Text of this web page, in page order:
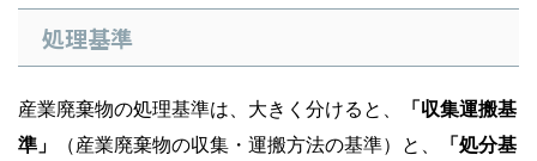
処理基準
産業廃棄物の処理基準は、大きく分けると、
「収集運搬基
準」
（産業廃棄物の収集・運搬方法の基準）と、
「処分基